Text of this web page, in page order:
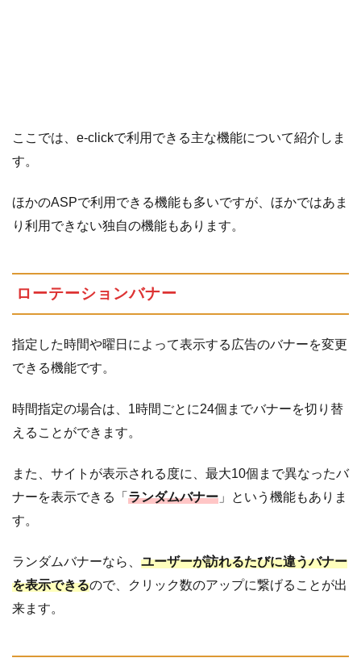
ここでは、e-clickで利用できる主な機能について紹介しま
す。
ほかのASPで利用できる機能も多いですが、ほかではあま
り利用できない独自の機能もあります。
ローテーションバナー
指定した時間や曜日によって表示する広告のバナーを変更
できる機能です。
時間指定の場合は、1時間ごとに24個までバナーを切り替
えることができます。
また、サイトが表示される度に、最大10個まで異なったバ
ナーを表示できる「 ランダムバナー 」という機能もありま
す。
ランダムバナーなら、 ユーザーが訪れるたびに違うバナー
を表示できるので、クリック数のアップに繋げることが出
来ます。